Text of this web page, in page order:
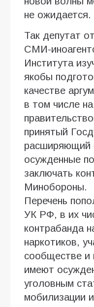
не ожидается.
Так депутат
СМИ-
Института
якобы
качестве
в том числе
принятый
расширяющий
осужденные
заключать
Минобороны.
Перечень
УК РФ, в их
контрабанда
наркотиков,
сообществе и
имеют
уголовным
мобилизации